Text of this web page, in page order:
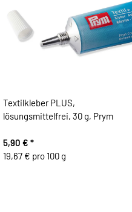
Textilkleber PLUS,
lösungsmittelfrei, 30 g, Prym
5,90 € *
19,67 € pro 100 g